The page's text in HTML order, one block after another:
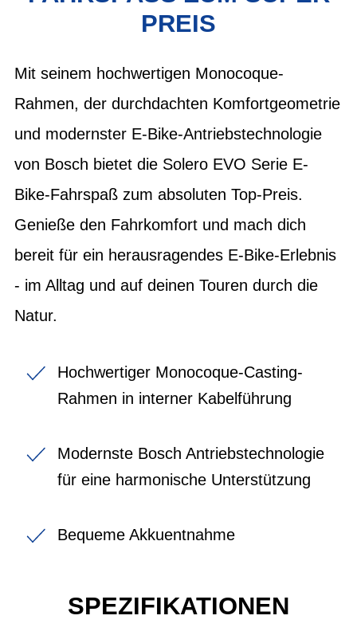
REIS
Mit seinem hochwertigen Monocoque-
Rahmen, der durchdachten Komfortgeometrie
und modernster E-Bike-Antriebstechnologie
von Bosch bietet die Solero EVO Serie E-
Bike-Fahrspaß zum absoluten Top-Preis.
Genieße den Fahrkomfort und mach dich
bereit für ein herausragendes E-Bike-Erlebnis
- im Alltag und auf deinen Touren durch die
Natur.
Hochwertiger Monocoque-Casting-
Rahmen in interner Kabelführung
Modernste Bosch Antriebstechnologie
für eine harmonische Unterstützung
Bequeme Akkuentnahme
SPEZIFIKATIONEN